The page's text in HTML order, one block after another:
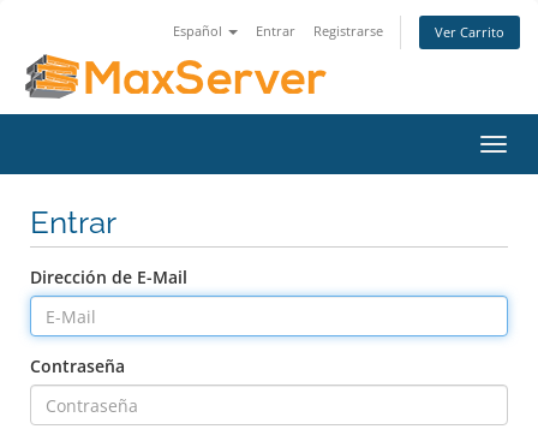
Español Entrar Registrarse Ver Carrito
Entrar
Dirección de E-Mail
Contraseña